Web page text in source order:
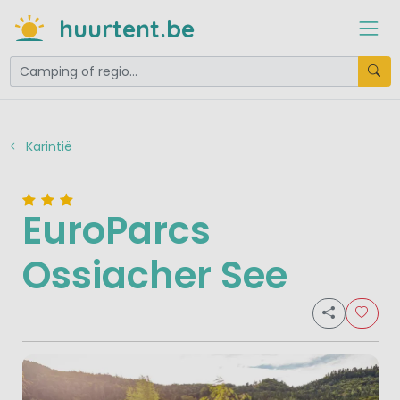
huurtent.be
Karintië
EuroParcs
Ossiacher See